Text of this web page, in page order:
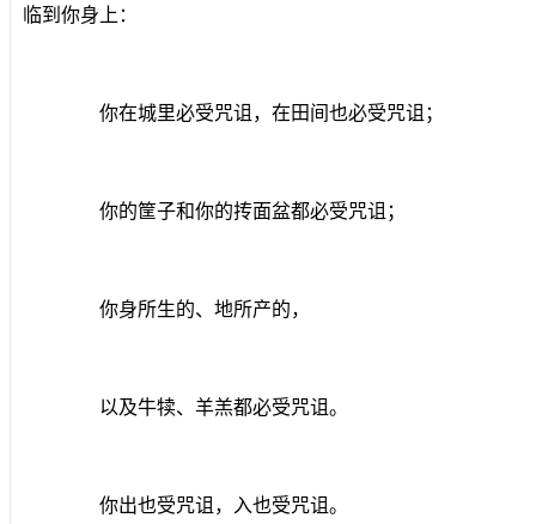
临到你身上：
你在城里必受咒诅，在田间也必受咒诅；
你的筐子和你的抟面盆都必受咒诅；
你身所生的、地所产的，
以及牛犊、羊羔都必受咒诅。
你出也受咒诅，入也受咒诅。